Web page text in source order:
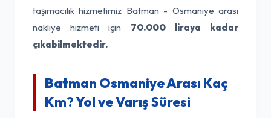
taşımacılık hizmetimiz Batman - Osmaniye arası
nakliye hizmeti için 70.000 liraya kadar
çıkabilmektedir.
Batman Osmaniye Arası Kaç
Km? Yol ve Varış Süresi